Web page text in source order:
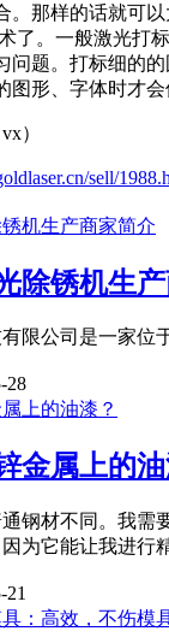
。那样的话就可
了。一般激光打
问题。打标细的
图形、字体时才
）
sell/
除锈机生
限公司是一家
28
金属上的油
钢材不同。我需
为它能让我进行
21